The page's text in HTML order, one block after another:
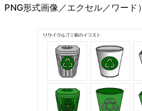
PNG形式画像／エクセル／ワード）